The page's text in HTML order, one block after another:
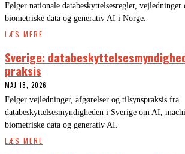
Følger nationale databeskyttelsesregler, vejledninger
biometriske data og generativ AI i Norge.
LÆS MERE
Sverige:
praksis
MAJ 18, 2026
Følger vejledninger, afgørelser og tilsynspraksis fra
databeskyttelsesmyndigheden i Sverige om AI,
biometriske data og generativ AI.
LÆS MERE